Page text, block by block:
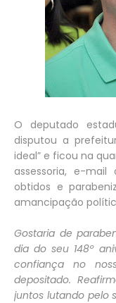
O deputado
disputou a
ideal” e ficou na
assessoria, e-
obtidos e
amancipação
Gostaria de
dia do seu 148º
confiança no
depositado.
juntos lutando pelo